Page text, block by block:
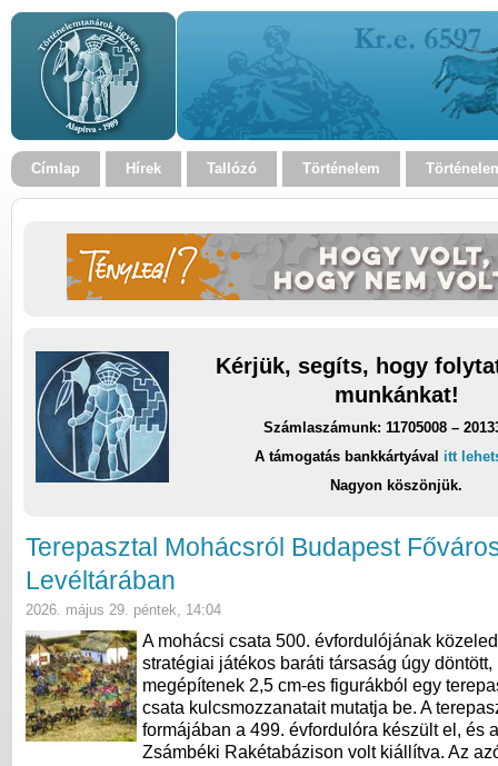
Címlap Hírek Tallózó Történelem
Kérjük, segíts, hogy
munkánkat!
Számlaszámunk: 11705008 –
A támogatás bankkártyával itt
Nagyon köszönjük.
Terepasztal Mohácsról Budapest
Levéltárában
2026. május 29. péntek, 14:04
A mohácsi csata 500. évfordulójának
stratégiai játékos baráti társaság úgy döntött,
megépítenek 2,5 cm-es figurákból egy
csata kulcsmozzanatait mutatja be. A
formájában a 499. évfordulóra készült el, és
Zsámbéki Rakétabázison volt kiállítva. Az